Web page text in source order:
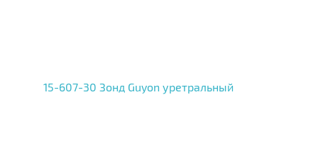
15-607-30 Зонд Guyon уретральный